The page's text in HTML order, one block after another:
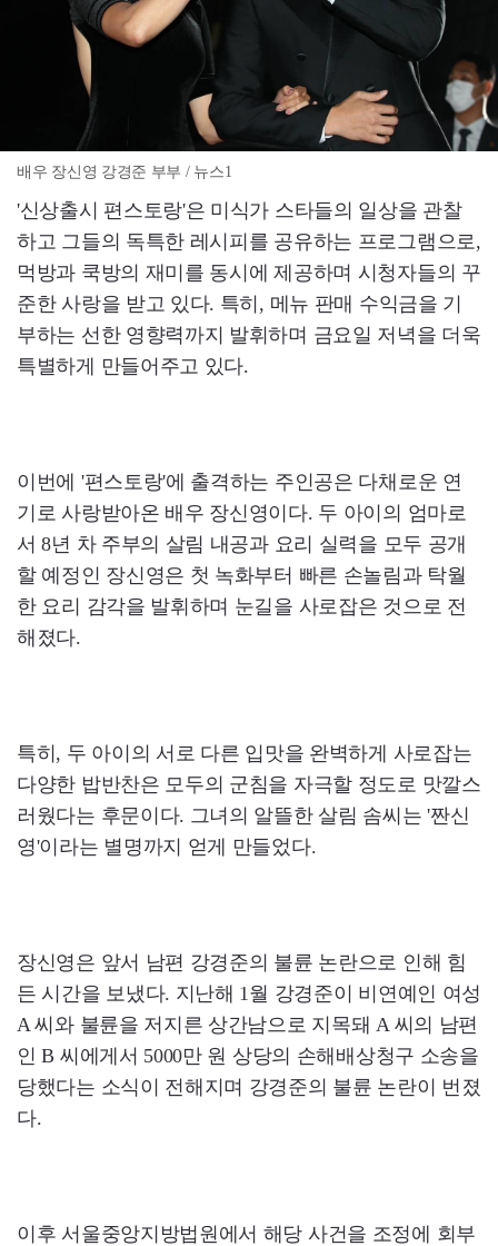
배우 장신영 강경준 부부 / 뉴스1
'신상출시 편스토랑'은 미식가 스타들의 일상을 관찰
하고 그들의 독특한 레시피를 공유하는 프로그램으로,
먹방과 쿡방의 재미를 동시에 제공하며 시청자들의 꾸
준한 사랑을 받고 있다. 특히, 메뉴 판매 수익금을 기
부하는 선한 영향력까지 발휘하며 금요일 저녁을 더욱
특별하게 만들어주고 있다.
이번에 '편스토랑'에 출격하는 주인공은 다채로운 연
기로 사랑받아온 배우 장신영이다. 두 아이의 엄마로
서 8년 차 주부의 살림 내공과 요리 실력을 모두 공개
할 예정인 장신영은 첫 녹화부터 빠른 손놀림과 탁월
한 요리 감각을 발휘하며 눈길을 사로잡은 것으로 전
해졌다.
특히, 두 아이의 서로 다른 입맛을 완벽하게 사로잡는
다양한 밥반찬은 모두의 군침을 자극할 정도로 맛깔스
러웠다는 후문이다. 그녀의 알뜰한 살림 솜씨는 '짠신
영'이라는 별명까지 얻게 만들었다.
장신영은 앞서 남편 강경준의 불륜 논란으로 인해 힘
든 시간을 보냈다. 지난해 1월 강경준이 비연예인 여성
A 씨와 불륜을 저지른 상간남으로 지목돼 A 씨의 남편
인 B 씨에게서 5000만 원 상당의 손해배상청구 소송을
당했다는 소식이 전해지며 강경준의 불륜 논란이 번졌
다.
이후 서울중앙지방법원에서 해당 사건을 조정에 회부